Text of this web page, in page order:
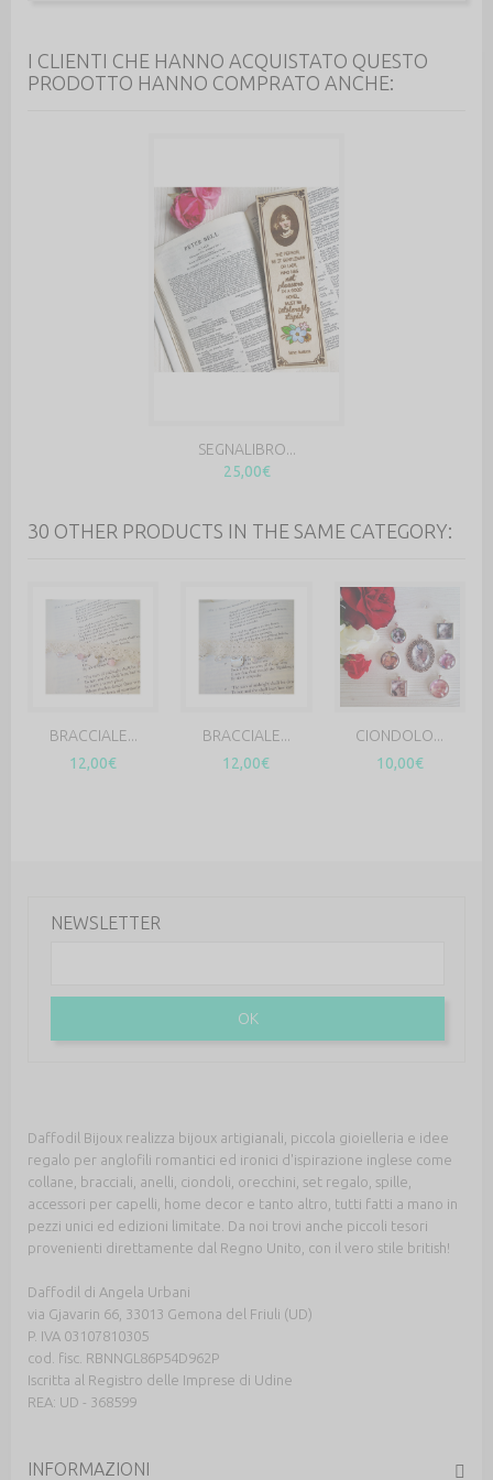
I CLIENTI CHE HANNO ACQUISTATO QUESTO
PRODOTTO HANNO COMPRATO ANCHE:
SEGNALIBRO...
25,00€
30 OTHER PRODUCTS IN THE SAME CATEGORY:
BRACCIALE...
12,00€
BRACCIALE...
12,00€
CIONDOLO...
10,00€
NEWSLETTER
OK
Daffodil Bijoux realizza bijoux artigianali, piccola gioielleria e idee
regalo per anglofili romantici ed ironici d'ispirazione inglese come
collane, bracciali, anelli, ciondoli, orecchini, set regalo, spille,
accessori per capelli, home decor e tanto altro, tutti fatti a mano in
pezzi unici ed edizioni limitate. Da noi trovi anche piccoli tesori
provenienti direttamente dal Regno Unito, con il vero stile british!
Daffodil di Angela Urbani
via Gjavarin 66, 33013 Gemona del Friuli (UD)
P. IVA 03107810305
cod. fisc. RBNNGL86P54D962P
Iscritta al Registro delle Imprese di Udine
REA: UD - 368599
INFORMAZIONI